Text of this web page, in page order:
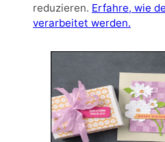
reduzieren. Erfahre, wie
verarbeitet werden.